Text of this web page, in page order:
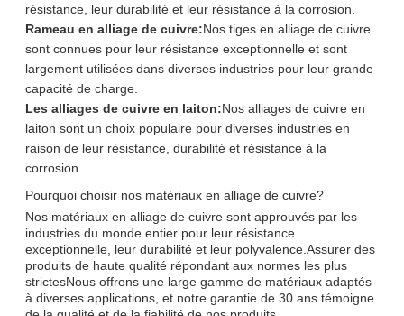
résistance, leur durabilité et leur résistance à la corrosion.
Rameau en alliage de cuivre:Nos tiges en alliage de cuivre
sont connues pour leur résistance exceptionnelle et sont
largement utilisées dans diverses industries pour leur grande
capacité de charge.
Les alliages de cuivre en laiton:Nos alliages de cuivre en
laiton sont un choix populaire pour diverses industries en
raison de leur résistance, durabilité et résistance à la
corrosion.
Pourquoi choisir nos matériaux en alliage de cuivre?
Nos matériaux en alliage de cuivre sont approuvés par les
industries du monde entier pour leur résistance
exceptionnelle, leur durabilité et leur polyvalence.Assurer des
produits de haute qualité répondant aux normes les plus
strictesNous offrons une large gamme de matériaux adaptés
à diverses applications, et notre garantie de 30 ans témoigne